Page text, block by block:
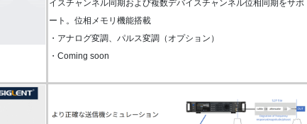
イスチャンネル同期および複数デバイスチャンネル位相同期をサポ
ート。位相メモリ機能搭載
・アナログ変調、パルス変調（オプション）
・Coming soon